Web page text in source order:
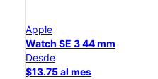
Apple
Watch SE 3 44 mm
Desde
$13.75 al mes